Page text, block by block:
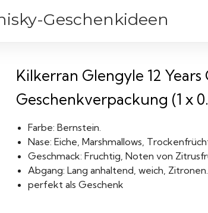
Geschenkideen
Kilkerran Glengyle 12
Geschenkverpackung (1 x
Farbe: Bernstein.
Nase: Eiche, Marshmallows,
Geschmack: Fruchtig, Noten von
Abgang: Lang anhaltend, weich, Zitronen.
perfekt als Geschenk